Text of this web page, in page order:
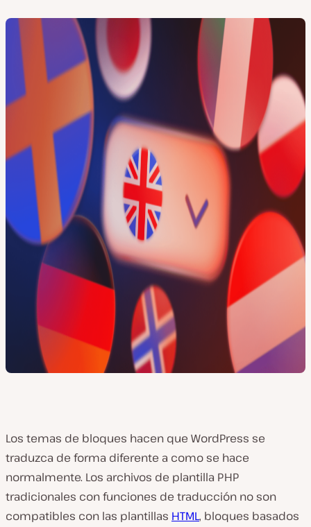
Los temas de bloques hacen que WordPress se
traduzca de forma diferente a como se hace
normalmente. Los archivos de plantilla PHP
tradicionales con funciones de traducción no son
compatibles con las plantillas HTML, bloques basados